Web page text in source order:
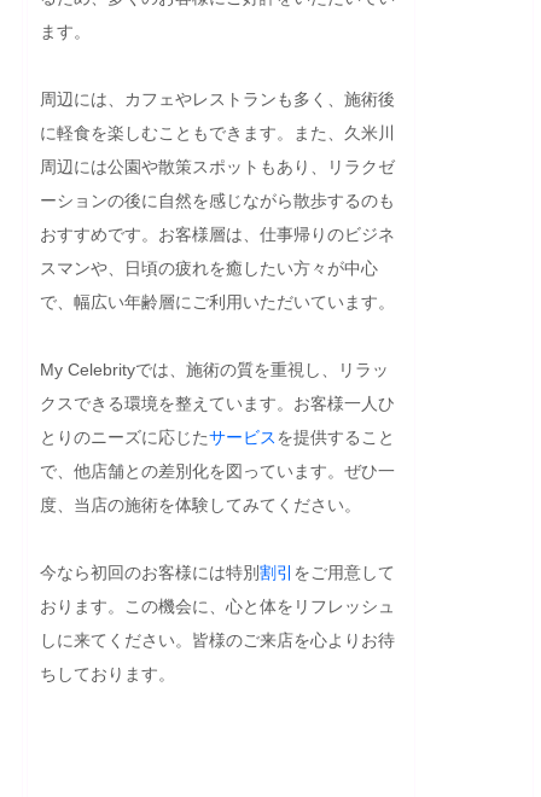
ます。
周辺には、カフェやレストランも多く、施術後
に軽食を楽しむこともできます。また、久米川
周辺には公園や散策スポットもあり、リラクゼ
ーションの後に自然を感じながら散歩するのも
おすすめです。お客様層は、仕事帰りのビジネ
スマンや、日頃の疲れを癒したい方々が中心
で、幅広い年齢層にご利用いただいています。
My Celebrityでは、施術の質を重視し、リラッ
クスできる環境を整えています。お客様一人ひ
とりのニーズに応じたサービスを提供すること
で、他店舗との差別化を図っています。ぜひ一
度、当店の施術を体験してみてください。
今なら初回のお客様には特別割引 をご用意して
おります。この機会に、心と体をリフレッシュ
しに来てください。皆様のご来店を心よりお待
ちしております。